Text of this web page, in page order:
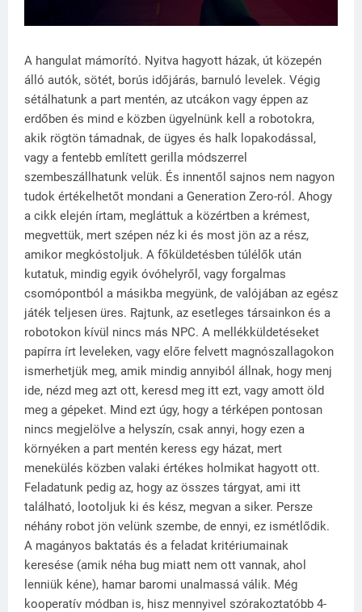
A hangulat mámorító. Nyitva hagyott házak, út közepén
álló autók, sötét, borús időjárás, barnuló levelek. Végig
sétálhatunk a part mentén, az utcákon vagy éppen az
erdőben és mind e közben ügyelnünk kell a robotokra,
akik rögtön támadnak, de ügyes és halk lopakodással,
vagy a fentebb említett gerilla módszerrel
szembeszállhatunk velük. És innentől sajnos nem nagyon
tudok értékelhetőt mondani a Generation Zero-ról. Ahogy
a cikk elején írtam, megláttuk a közértben a krémest,
megvettük, mert szépen néz ki és most jön az a rész,
amikor megkóstoljuk. A főküldetésben túlélők után
kutatuk, mindig egyik óvóhelyről, vagy forgalmas
csomópontból a másikba megyünk, de valójában az egész
játék teljesen üres. Rajtunk, az esetleges társainkon és a
robotokon kívül nincs más NPC. A mellékküldetéseket
papírra írt leveleken, vagy előre felvett magnószallagokon
ismerhetjük meg, amik mindig annyiból állnak, hogy menj
ide, nézd meg azt ott, keresd meg itt ezt, vagy amott öld
meg a gépeket. Mind ezt úgy, hogy a térképen pontosan
nincs megjelölve a helyszín, csak annyi, hogy ezen a
környéken a part mentén keress egy házat, mert
menekülés közben valaki értékes holmikat hagyott ott.
Feladatunk pedig az, hogy az összes tárgyat, ami itt
található, lootoljuk ki és kész, megvan a siker. Persze
néhány robot jön velünk szembe, de ennyi, ez ismétlődik.
A magányos baktatás és a feladat kritériumainak
keresése (amik néha bug miatt nem ott vannak, ahol
lenniük kéne), hamar baromi unalmassá válik. Még
kooperatív módban is, hisz mennyivel szórakoztatóbb 4-